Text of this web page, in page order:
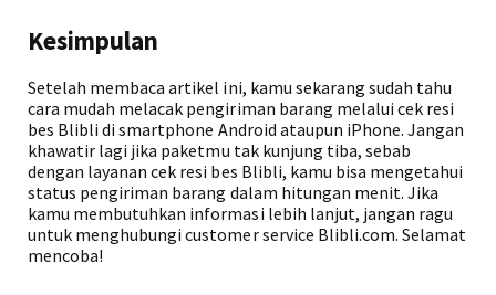
Kesimpulan
Setelah membaca artikel ini, kamu sekarang sudah tahu
cara mudah melacak pengiriman barang melalui cek resi
bes Blibli di smartphone Android ataupun iPhone. Jangan
khawatir lagi jika paketmu tak kunjung tiba, sebab
dengan layanan cek resi bes Blibli, kamu bisa mengetahui
status pengiriman barang dalam hitungan menit. Jika
kamu membutuhkan informasi lebih lanjut, jangan ragu
untuk menghubungi customer service Blibli.com. Selamat
mencoba!